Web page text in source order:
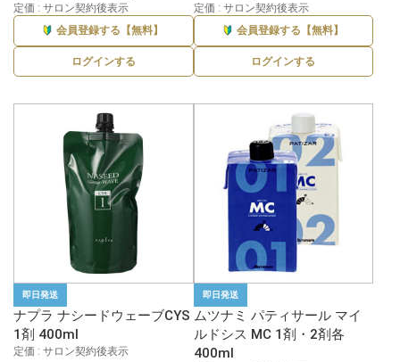
定価 : サロン契約後表示
会員登録する【無料】
ログインする
定価 : サロン契約後表示
会員登録する【無料】
ログインする
即日発送
ナプラ ナシードウェーブCYS
1剤 400ml
定価 : サロン契約後表示
即日発送
ムツナミ パティサール マイ
ルドシス MC 1剤・2剤各
400ml